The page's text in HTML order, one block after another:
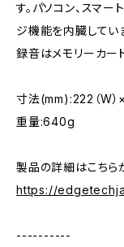
す。パソコン、スマー
ジ機能を内臓してい
録音はメモリーカー
寸法(mm):222（W）
重量:640g
製品の詳細はこちら
https://
----------